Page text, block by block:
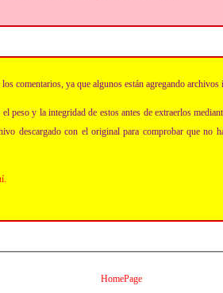
comentarios, ya que algunos están agregando
peso y la integridad de estos antes de extraerlos
descargado con el original para comprobar que no
.
HomePage